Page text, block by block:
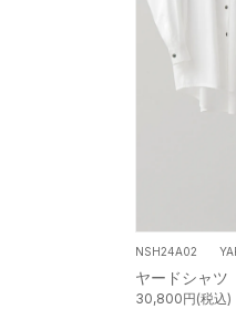
NSH24A02
ヤードシャツ
30,800円(税込)